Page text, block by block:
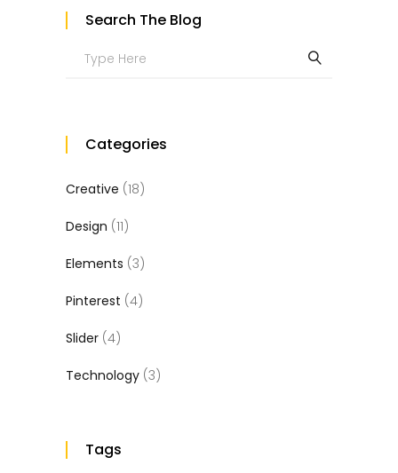
Search The Blog
Search
Categories
Creative (18)
Design (11)
Elements (3)
Pinterest (4)
Slider (4)
Technology (3)
Tags